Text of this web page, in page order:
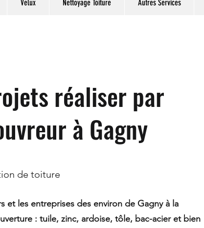
Velux Nettoyage Toiture Autres Services
réaliser par
à Gagny
de toiture
et les entreprises des environ de Gagny à la
: tuile, zinc, ardoise, tôle, bac-acier et bien